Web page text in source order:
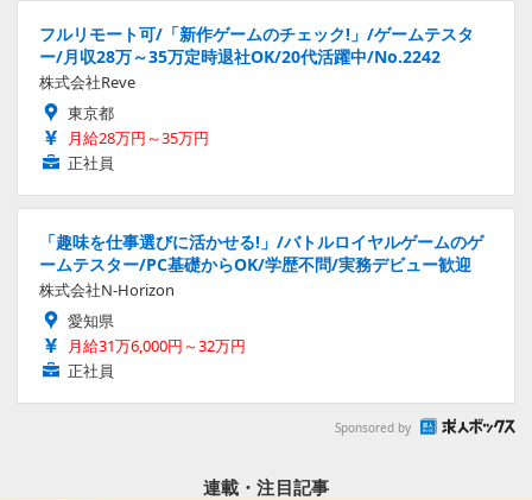
フルリモート可/「新作ゲームのチェック!」/ゲームテスタ
ー/月収28万～35万定時退社OK/20代活躍中/No.2242
株式会社Reve
東京都
月給28万円～35万円
正社員
「趣味を仕事選びに活かせる!」/バトルロイヤルゲームのゲ
ームテスター/PC基礎からOK/学歴不問/実務デビュー歓迎
株式会社N-Horizon
愛知県
月給31万6,000円～32万円
正社員
Sponsored by
連載・注目記事